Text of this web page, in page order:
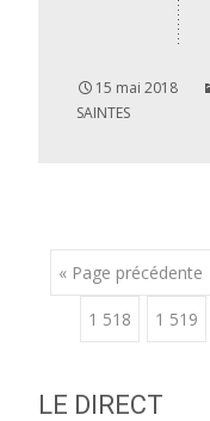
15 mai 2018
SAINTES
Posts
« Page précédente
1 518 1 519
LE DIRECT